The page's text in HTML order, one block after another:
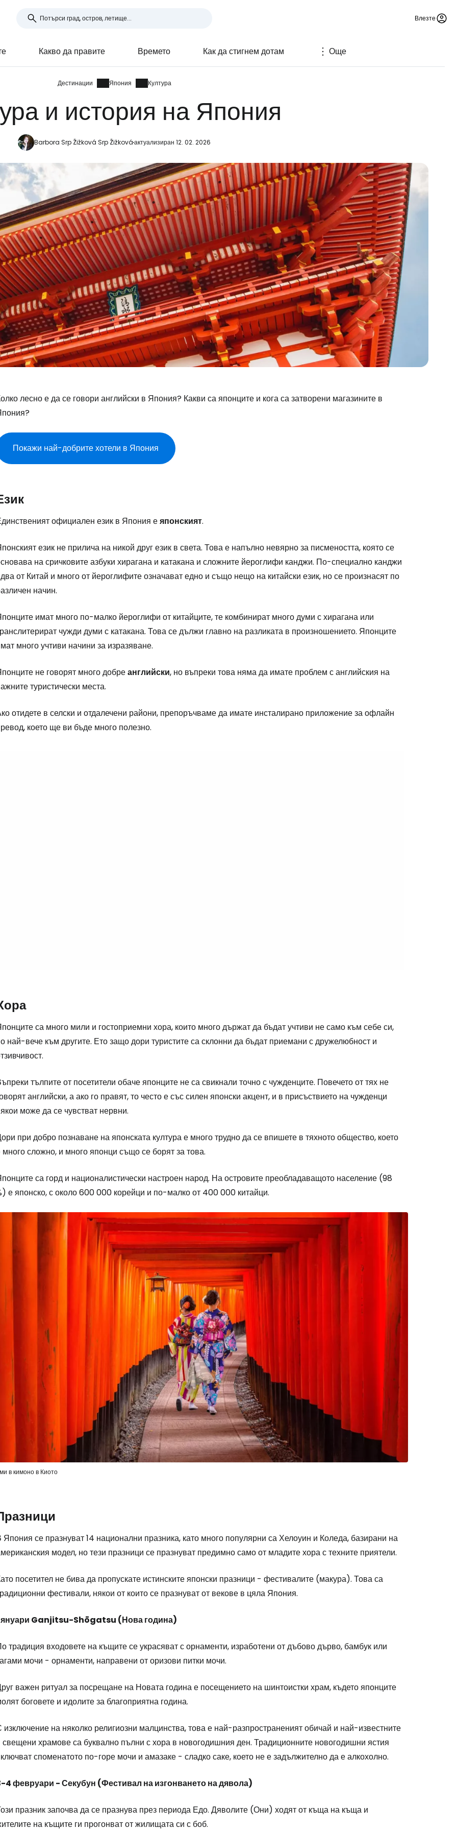
Влезте
Какво да правите Времето Как да стигнем дотам Още
Дестинации Япония Култура
и история на Япония
Barbora Srp Žižková Srp Žižkováактуализиран 12. 02. 2026
лесно е да се говори английски в Япония? Какви са японците и кога са затворени магазините в
Покажи най-добрите хотели в Япония
официален език в Япония еяпонският.
език не прилича на никой друг език в света. Това е напълно невярно за писмеността, която се
на сричковите азбуки хирагана и катакана и сложните йероглифи канджи. По-специално канджи
от Китай и много от йероглифите означават едно и също нещо на китайски език, но се произнасят по
начин.
имат много по-малко йероглифи от китайците, те комбинират много думи с хирагана или
чужди думи с катакана. Това се дължи главно на разликата в произношението. Японците
много учтиви начини за изразяване.
не говорят много добреанглийски, но въпреки това няма да имате проблем с английския на
туристически места.
отидете в селски и отдалечени райони, препоръчваме да имате инсталирано приложение за офлайн
което ще ви бъде много полезно.
са много мили и гостоприемни хора, които много държат да бъдат учтиви не само към себе си,
най-вече към другите. Ето защо дори туристите са склонни да бъдат приемани с дружелюбност и
тълпите от посетители обаче японците не са свикнали точно с чужденците. Повечето от тях не
английски, а ако го правят, то често е със силен японски акцент, и в присъствието на чужденци
може да се чувстват нервни.
при добро познаване на японската култура е много трудно да се впишете в тяхното общество, което
много сложно, и много японци също се борят за това.
са горд и националистически настроен народ. На островите преобладаващото население (98
е японско, с около 600 000 корейци и по-малко от 400 000 китайци.
в кимоно в Киото
Япония се празнуват 14 национални празника, като много популярни са Хелоуин и Коледа, базирани на
модел, но тези празници се празнуват предимно само от младите хора с техните приятели.
посетител не бива да пропускате истинските японски празници - фестивалите (макура). Това са
фестивали, някои от които се празнуват от векове в цяла Япония.
януари Ganjitsu-Shōgatsu (Нова година)
традиция входовете на къщите се украсяват с орнаменти, изработени от дъбово дърво, бамбук или
мочи - орнаменти, направени от оризови питки мочи.
важен ритуал за посрещане на Новата година е посещението на шинтоистки храм, където японците
боговете и идолите за благоприятна година.
изключение на няколко религиозни малцинства, това е най-разпространеният обичай и най-известните
свещени храмове са буквално пълни с хора в новогодишния ден. Традиционните новогодишни ястия
споменатото по-горе мочи и амазаке - сладко саке, което не е задължително да е алкохолно.
4 февруари - Секубун (Фестивал на изгонването на дявола)
празник започва да се празнува през периода Едо. Дяволите (Они) ходят от къща на къща и
на къщите ги прогонват от жилищата си с боб.
Продължете с Google